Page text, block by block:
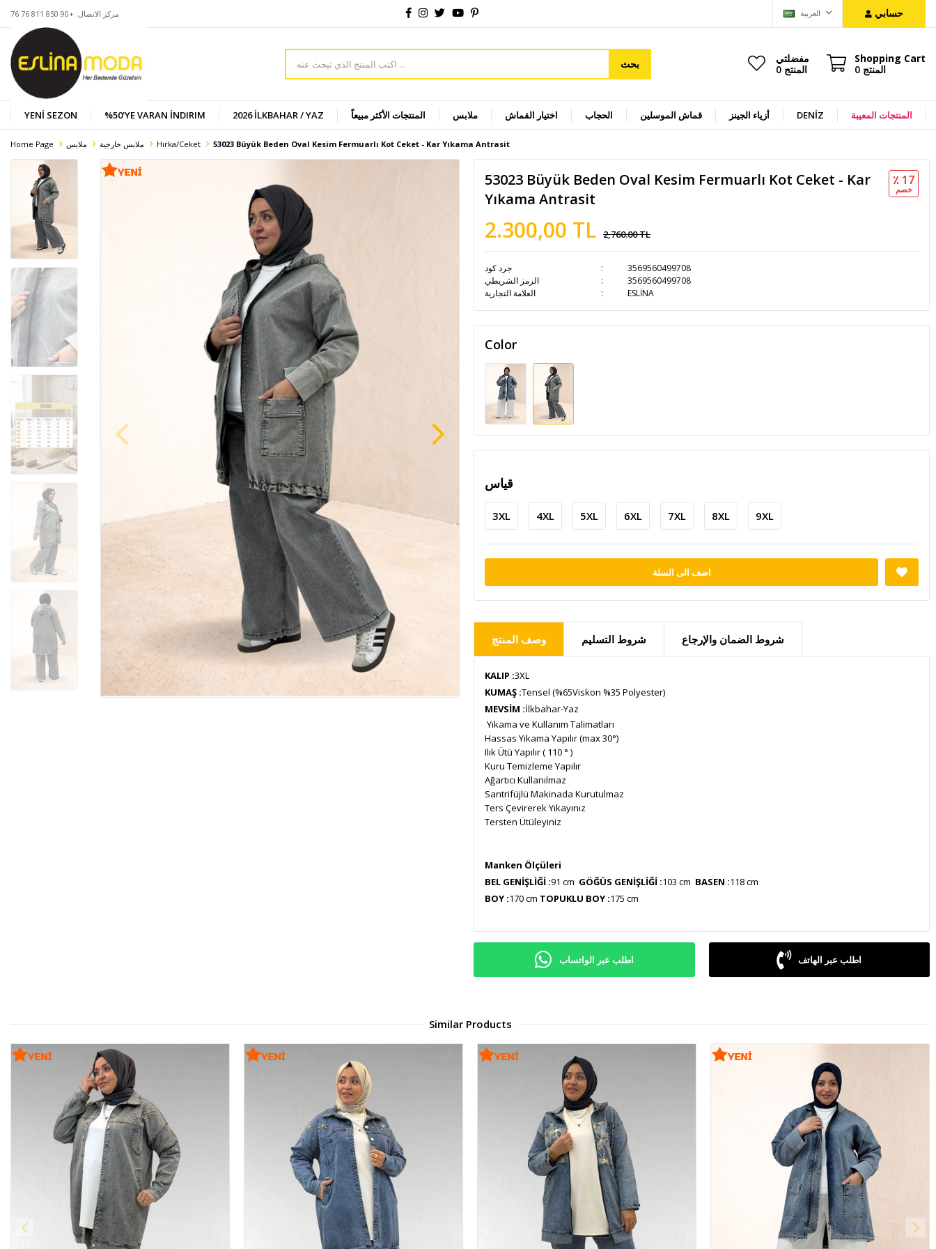
مركز الاتصال: +90 850 811 76 76 حسابي
بحث
مفضلتي
0 المنتج
Shopping Cart
0 المنتج
YENİ SEZON %50'YE VARAN İNDIRIM 2026 İLKBAHAR / YAZ المنتجات الأكثر مبيعاً ملابس اختيار القماش الحجاب قماش الموسلين أزياء الجينز DENİZ المنتجات المعيبة
Home Page ملابس خارجية Hırka/Ceket 53023 Büyük Beden Oval Kesim Fermuarlı Kot Ceket - Kar Yıkama Antrasit
53023 Büyük Beden Oval Kesim Fermuarlı Kot Ceket - Kar
Yıkama Antrasit
2.300,00 TL 2,760.00 TL
٪ 17
خصم
جرد كود
3569560499708
الرمز الشريطي
3569560499708
العلامة التجارية
ESLİNA
Color
قياس
3XL 4XL 5XL 6XL 7XL 8XL 9XL
اضف الى السلة
وصف المنتج شروط التسليم شروط الضمان والإرجاع
KALIP :3XL
KUMAŞ :Tensel (%65Viskon %35 Polyester)
MEVSİM :İlkbahar-Yaz
Yıkama ve Kullanım Talimatları
Hassas Yıkama Yapılır (max 30°)
Ilık Ütü Yapılır ( 110 ° )
Kuru Temizleme Yapılır
Ağartıcı Kullanılmaz
Santrifüjlü Makinada Kurutulmaz
Ters Çevirerek Yıkayınız
Tersten Ütüleyiniz
Manken Ölçüleri
BEL GENİŞLİĞİ :91 cm GÖĞÜS GENİŞLİĞİ :103 cm BASEN :118 cm
BOY :170 cm TOPUKLU BOY :175 cm
اطلب عبر الواتساب اطلب عبر الهاتف
Similar Products